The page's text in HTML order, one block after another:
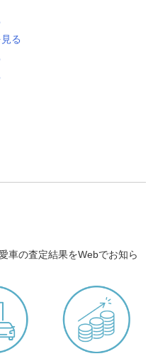
る
車の査定結果をWebでお知ら